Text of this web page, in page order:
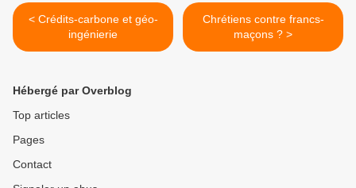
< Crédits-carbone et géo-
ingénierie
Chrétiens contre francs-
maçons ? >
Hébergé par Overblog
Top articles
Pages
Contact